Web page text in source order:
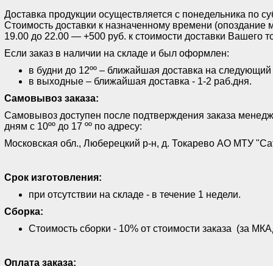
Доставка продукции осуществляется с понедельника по
Стоимость доставки к назначенному времени (опоздание
19.00 до 22.00 — +500 руб. к стоимости доставки Вашего
Если заказ в наличии на складе и был оформлен:
в будни до 12ºº – ближайшая доставка на следующий
в выходные – ближайшая доставка - 1-2 раб.дня.
Самовывоз заказа:
Самовывоз доступен после подтверждения заказа
дням с 10ºº до 17 ºº по адресу:
Московская обл., Люберецкий р-н, д. Токарево АО МТУ
Срок изготовления:
при отсутствии на складе - в течение 1 недели.
Сборка:
Стоимость сборки - 10% от стоимости заказа (за
Оплата заказа: